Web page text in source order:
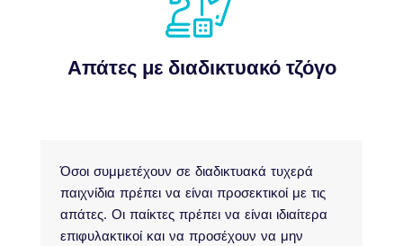
Απάτες με διαδικτυακό τζόγο
Όσοι συμμετέχουν σε διαδικτυακά τυχερά
παιχνίδια πρέπει να είναι προσεκτικοί με τις
απάτες. Οι παίκτες πρέπει να είναι ιδιαίτερα
επιφυλακτικοί και να προσέχουν να μην